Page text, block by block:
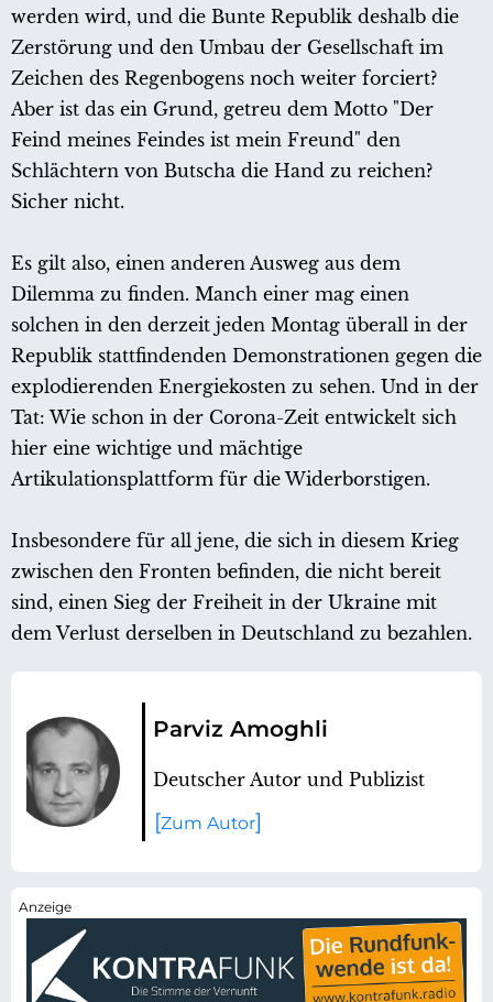
werden wird, und die Bunte Republik deshalb die
Zerstörung und den Umbau der Gesellschaft im
Zeichen des Regenbogens noch weiter forciert?
Aber ist das ein Grund, getreu dem Motto "Der
Feind meines Feindes ist mein Freund" den
Schlächtern von Butscha die Hand zu reichen?
Sicher nicht.
Es gilt also, einen anderen Ausweg aus dem
Dilemma zu finden. Manch einer mag einen
solchen in den derzeit jeden Montag überall in der
Republik stattfindenden Demonstrationen gegen die
explodierenden Energiekosten zu sehen. Und in der
Tat: Wie schon in der Corona-Zeit entwickelt sich
hier eine wichtige und mächtige
Artikulationsplattform für die Widerborstigen.
Insbesondere für all jene, die sich in diesem Krieg
zwischen den Fronten befinden, die nicht bereit
sind, einen Sieg der Freiheit in der Ukraine mit
dem Verlust derselben in Deutschland zu bezahlen.
Parviz Amoghli
Deutscher Autor und Publizist
Zum Autor